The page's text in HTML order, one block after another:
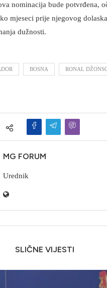
nominacija bude potvrđena,
mjeseci prije njegovog
dužnosti.
BOSNA RONAL
MG FORUM
Urednik
SLIČNE VIJESTI